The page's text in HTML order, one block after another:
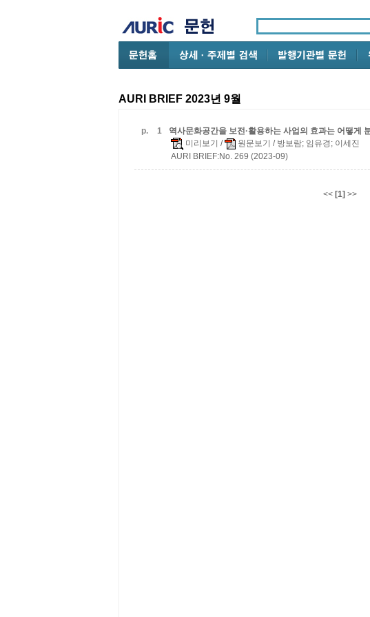
AURI BRIEF 2023년 9월
p. 1
역사문화공간을 보전·활용하는 사업의 효과는 어떻게
미리보기 / 원문보기 / 방보람; 임유경; 이세진
AURI BRIEF:No. 269 (2023-09)
<< [1] >>